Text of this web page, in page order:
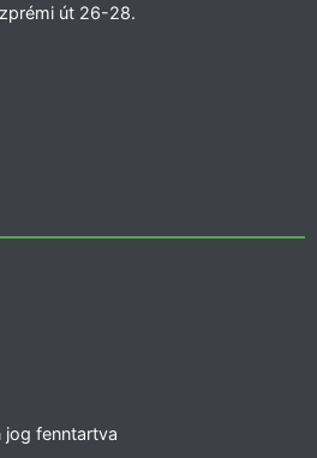
út 26-28.
fenntartva